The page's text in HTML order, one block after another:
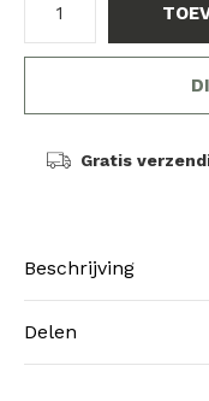
Gratis
Beschrijving
Delen